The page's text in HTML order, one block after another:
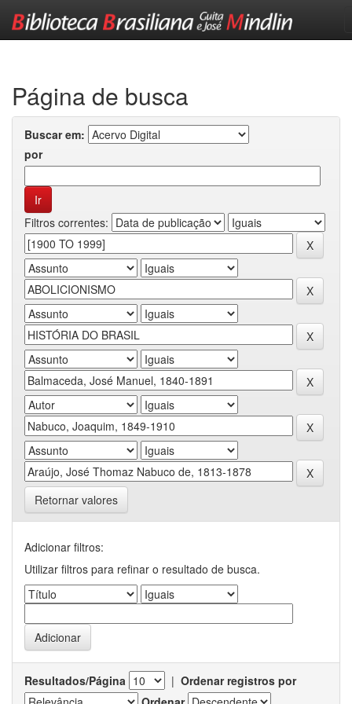
Página de busca
Buscar em:
por
Filtros correntes:
Retornar valores
Adicionar filtros:
Utilizar filtros para refinar o resultado de busca.
Resultados/Página | Ordenar registros por